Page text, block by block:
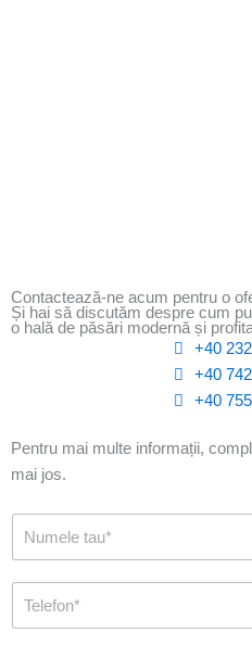
Contactează-ne acum pentru o
Și hai să discutăm despre cum
o hală de păsări modernă și
+40
+40
+40
Pentru mai multe informații,
mai jos.